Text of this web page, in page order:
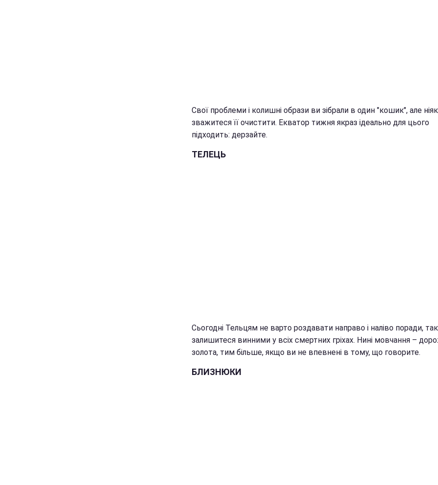
Свої проблеми і колишні образи ви зібрали в один "кошик", але
зважитеся її очистити. Екватор тижня якраз ідеально для цього
підходить: дерзайте.
ТЕЛЕЦЬ
Сьогодні Тельцям не варто роздавати направо і наліво поради,
залишитеся винними у всіх смертних гріхах. Нині мовчання –
золота, тим більше, якщо ви не впевнені в тому, що говорите.
БЛИЗНЮКИ